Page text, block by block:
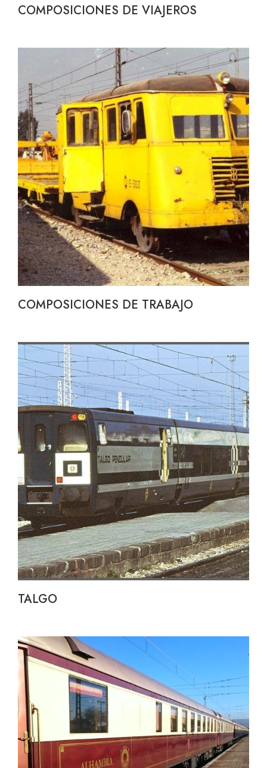
COMPOSICIONES DE VIAJEROS
COMPOSICIONES DE TRABAJO
TALGO